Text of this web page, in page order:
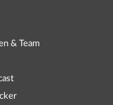
& Team